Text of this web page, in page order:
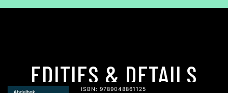
EDITIES & DETAILS
ISBN: 9789048861125